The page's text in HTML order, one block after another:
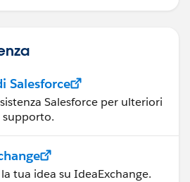
Salesforce
Salesforce per ulteriori
supporto.
tua idea su IdeaExchange.